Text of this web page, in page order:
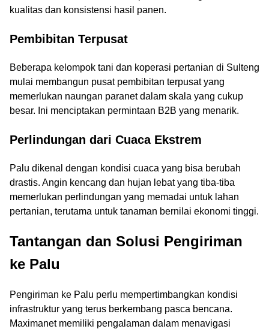
kualitas dan konsistensi hasil panen.
Pembibitan Terpusat
Beberapa kelompok tani dan koperasi pertanian di Sulteng
mulai membangun pusat pembibitan terpusat yang
memerlukan naungan paranet dalam skala yang cukup
besar. Ini menciptakan permintaan B2B yang menarik.
Perlindungan dari Cuaca Ekstrem
Palu dikenal dengan kondisi cuaca yang bisa berubah
drastis. Angin kencang dan hujan lebat yang tiba-tiba
memerlukan perlindungan yang memadai untuk lahan
pertanian, terutama untuk tanaman bernilai ekonomi tinggi.
Tantangan dan Solusi Pengiriman
ke Palu
Pengiriman ke Palu perlu mempertimbangkan kondisi
infrastruktur yang terus berkembang pasca bencana.
Maximanet memiliki pengalaman dalam menavigasi